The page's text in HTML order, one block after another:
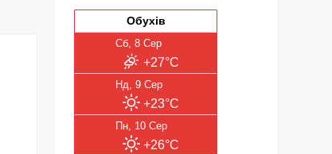
Обухів
Сб, 8 Сер
+27°C
Нд, 9 Сер
+23°C
Пн, 10 Сер
+26°C